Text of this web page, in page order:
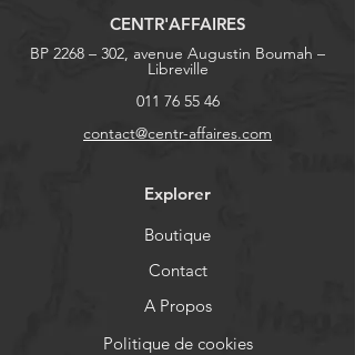
CENTR'AFFAIRES
BP 2268 – 302, avenue Augustin Boumah –
Libreville
011 76 55 46
contact@centr-affaires.com
Explorer
Boutique
Contact
A Propos
Politique de cookies